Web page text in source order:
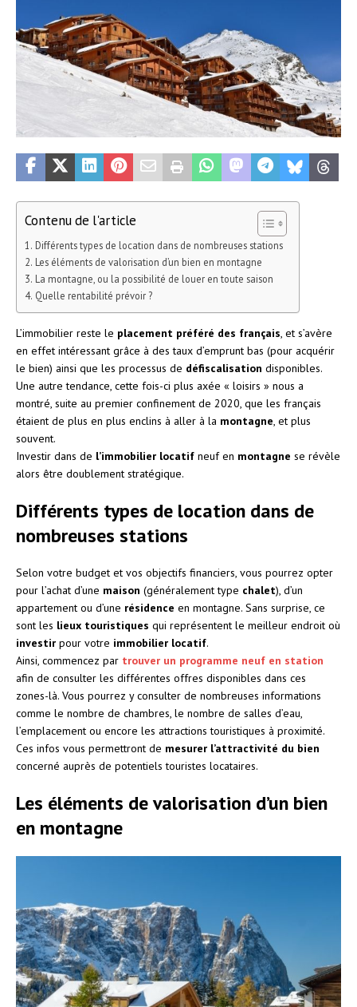
Contenu de l'article
Différents types de location dans de nombreuses stations
Les éléments de valorisation d’un bien en montagne
La montagne, ou la possibilité de louer en toute saison
Quelle rentabilité prévoir ?
L’immobilier reste le placement préféré des français, et s’avère
en effet intéressant grâce à des taux d’emprunt bas (pour acquérir
le bien) ainsi que les processus de défiscalisation disponibles.
Une autre tendance, cette fois-ci plus axée « loisirs » nous a
montré, suite au premier confinement de 2020, que les français
étaient de plus en plus enclins à aller à la montagne, et plus
souvent.
Investir dans de l’immobilier locatif neuf en montagne se révèle
alors être doublement stratégique.
Différents types de location dans de
nombreuses stations
Selon votre budget et vos objectifs financiers, vous pourrez opter
pour l’achat d’une maison (généralement type chalet), d’un
appartement ou d’une résidence en montagne. Sans surprise, ce
sont les lieux touristiques qui représentent le meilleur endroit où
investir pour votre immobilier locatif.
Ainsi, commencez par trouver un programme neuf en station
afin de consulter les différentes offres disponibles dans ces
zones-là. Vous pourrez y consulter de nombreuses informations
comme le nombre de chambres, le nombre de salles d’eau,
l’emplacement ou encore les attractions touristiques à proximité.
Ces infos vous permettront de mesurer l’attractivité du bien
concerné auprès de potentiels touristes locataires.
Les éléments de valorisation d’un bien
en montagne